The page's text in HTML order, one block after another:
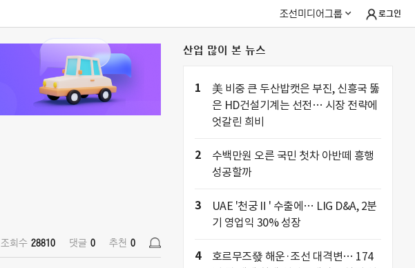
조선미디어그룹 로그인
조회수 28810 댓글 0 추천 0
산업 많이 본 뉴스